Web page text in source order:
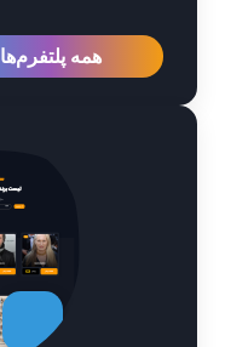
همه پلتفرم‌ها